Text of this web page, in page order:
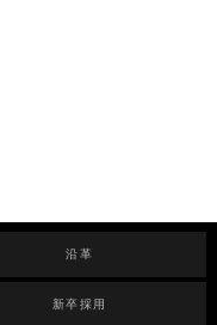
沿革
新卒採用